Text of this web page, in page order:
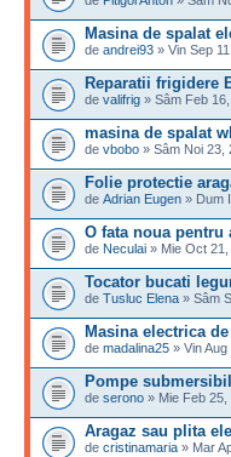
Masina de spalat
de andrei93 » Vin Sep
Reparatii frigidere
de valifrig » Sâm Feb
masina de spalat
de vbobo » Sâm Noi 23,
Folie protectie
de Adrian Eugen » Dum
O fata noua
de Neculai » Mie Oct
Tocator bucati
de Tusluc Elena » Sâm
Masina electrica
de madalina25 » Vin
Pompe
de serono » Mie Feb 25,
Aragaz sau plita
de cristinamaria » Mar